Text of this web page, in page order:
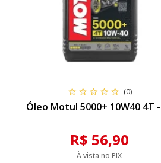
(0)
Óleo Motul 5000+ 10W40 4T
R$ 56,90
À vista no PIX